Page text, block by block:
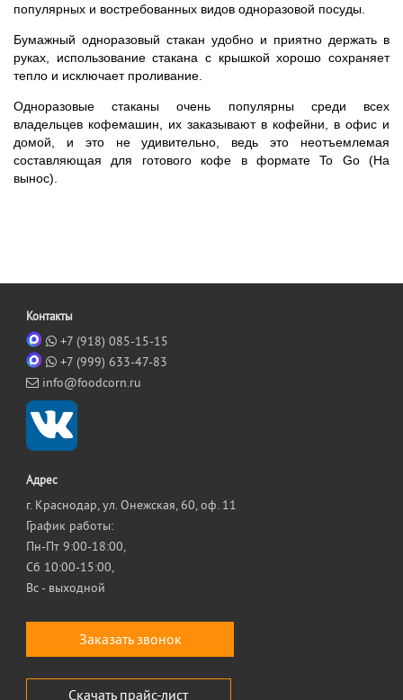
популярных и востребованных видов одноразовой посуды.
Бумажный одноразовый стакан удобно и приятно держать в
руках, использование стакана с крышкой хорошо сохраняет
тепло и исключает проливание.
Одноразовые стаканы очень популярны среди всех
владельцев кофемашин, их заказывают в кофейни, в офис и
домой, и это не удивительно, ведь это неотъемлемая
составляющая для готового кофе в формате To Go (На
вынос).
Контакты
+7 (918) 085-15-15
+7 (999) 633-47-83
info@foodcorn.ru
Адрес
г. Краснодар, ул. Онежская, 60, оф. 11
График работы:
Пн-Пт 9:00-18:00,
Сб 10:00-15:00,
Вс - выходной
Заказать звонок
Скачать прайс-лист